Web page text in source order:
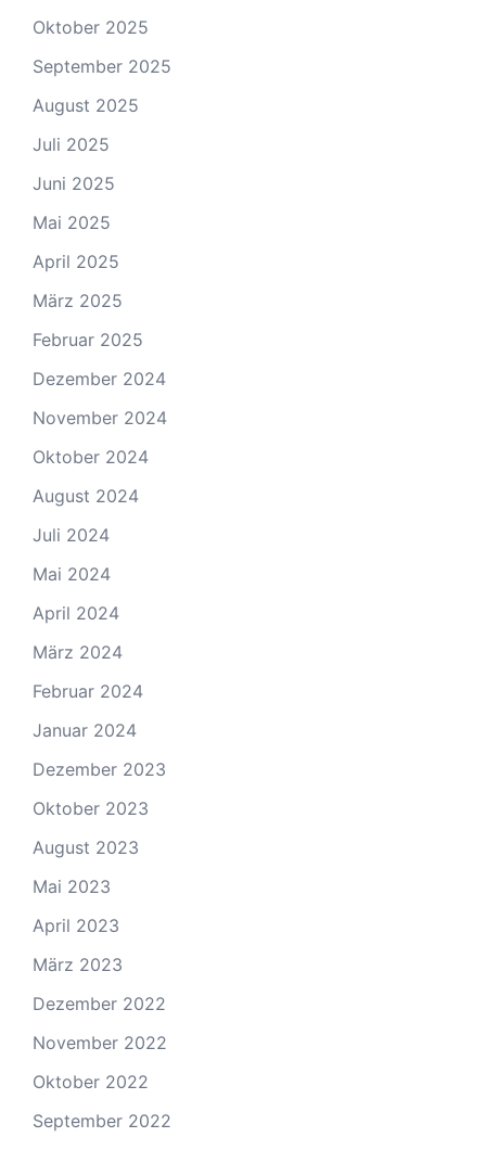
Oktober 2025
September 2025
August 2025
Juli 2025
Juni 2025
Mai 2025
April 2025
März 2025
Februar 2025
Dezember 2024
November 2024
Oktober 2024
August 2024
Juli 2024
Mai 2024
April 2024
März 2024
Februar 2024
Januar 2024
Dezember 2023
Oktober 2023
August 2023
Mai 2023
April 2023
März 2023
Dezember 2022
November 2022
Oktober 2022
September 2022